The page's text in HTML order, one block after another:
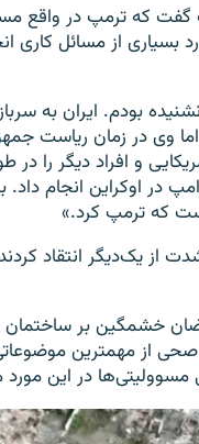
گفت که ترمپ در واقع
بسیاری از مسائل کاری
بودم. ایران به
وی در زمان ریاست
و افراد دیگر را در
در اوکراین انجام داد.
که ترمپ کرد.»
نامزد به شدت از یک‌دیگر انتقاد
خشمگین بر
و صحی از مهمترین
مسوولیتی‌ها در این مورد